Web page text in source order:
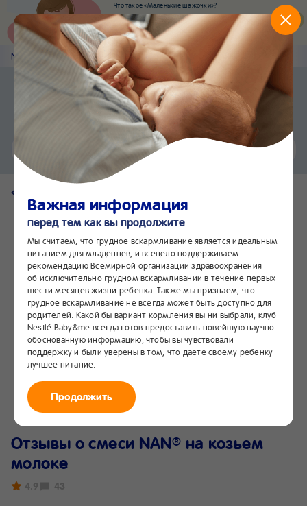
Что такое «Маленькие шажочки»?
Наш новый суперсервис для отслеживания
развития вашего малыша
Попробовать сейчас
Nestlé Baby &me Наши продукты
Приложение Nestlé Baby&me
Еще быстрее и удобнее
Установить
Чат24/7
Отзывы о смеси NAN® на козьем
молоке
4.9 43
Важная информация
перед тем как вы продолжите
Мы считаем, что грудное вскармливание является идеальным
питанием для младенцев, и всецело поддерживаем
рекомендацию Всемирной организации здравоохранения
об исключительно грудном вскармливании в течение первых
шести месяцев жизни ребенка. Также мы признаем, что
грудное вскармливание не всегда может быть доступно для
родителей. Какой бы вариант кормления вы ни выбрали, клуб
Nestlé Baby&me всегда готов предоставить новейшую научно
обоснованную информацию, чтобы вы чувствовали
поддержку и были уверены в том, что даете своему ребенку
лучшее питание.
Продолжить